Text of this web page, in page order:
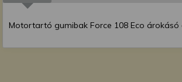
Motortartó gumibak Force 108 Eco árokásó